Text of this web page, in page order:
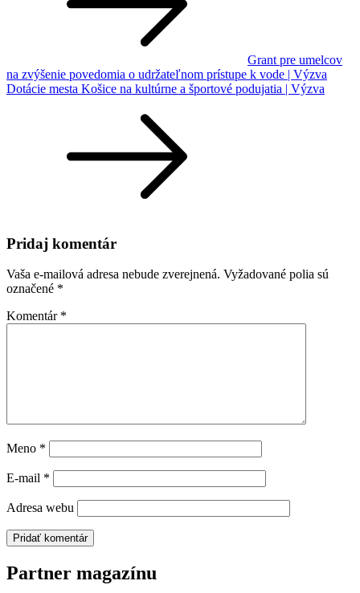
Grant pre umelcov
na zvýšenie povedomia o udržateľnom prístupe k vode | Výzva
Dotácie mesta Košice na kultúrne a športové podujatia | Výzva
Pridaj komentár
Vaša e-mailová adresa nebude zverejnená. Vyžadované polia sú
označené *
Komentár *
Meno *
E-mail *
Adresa webu
Partner magazínu